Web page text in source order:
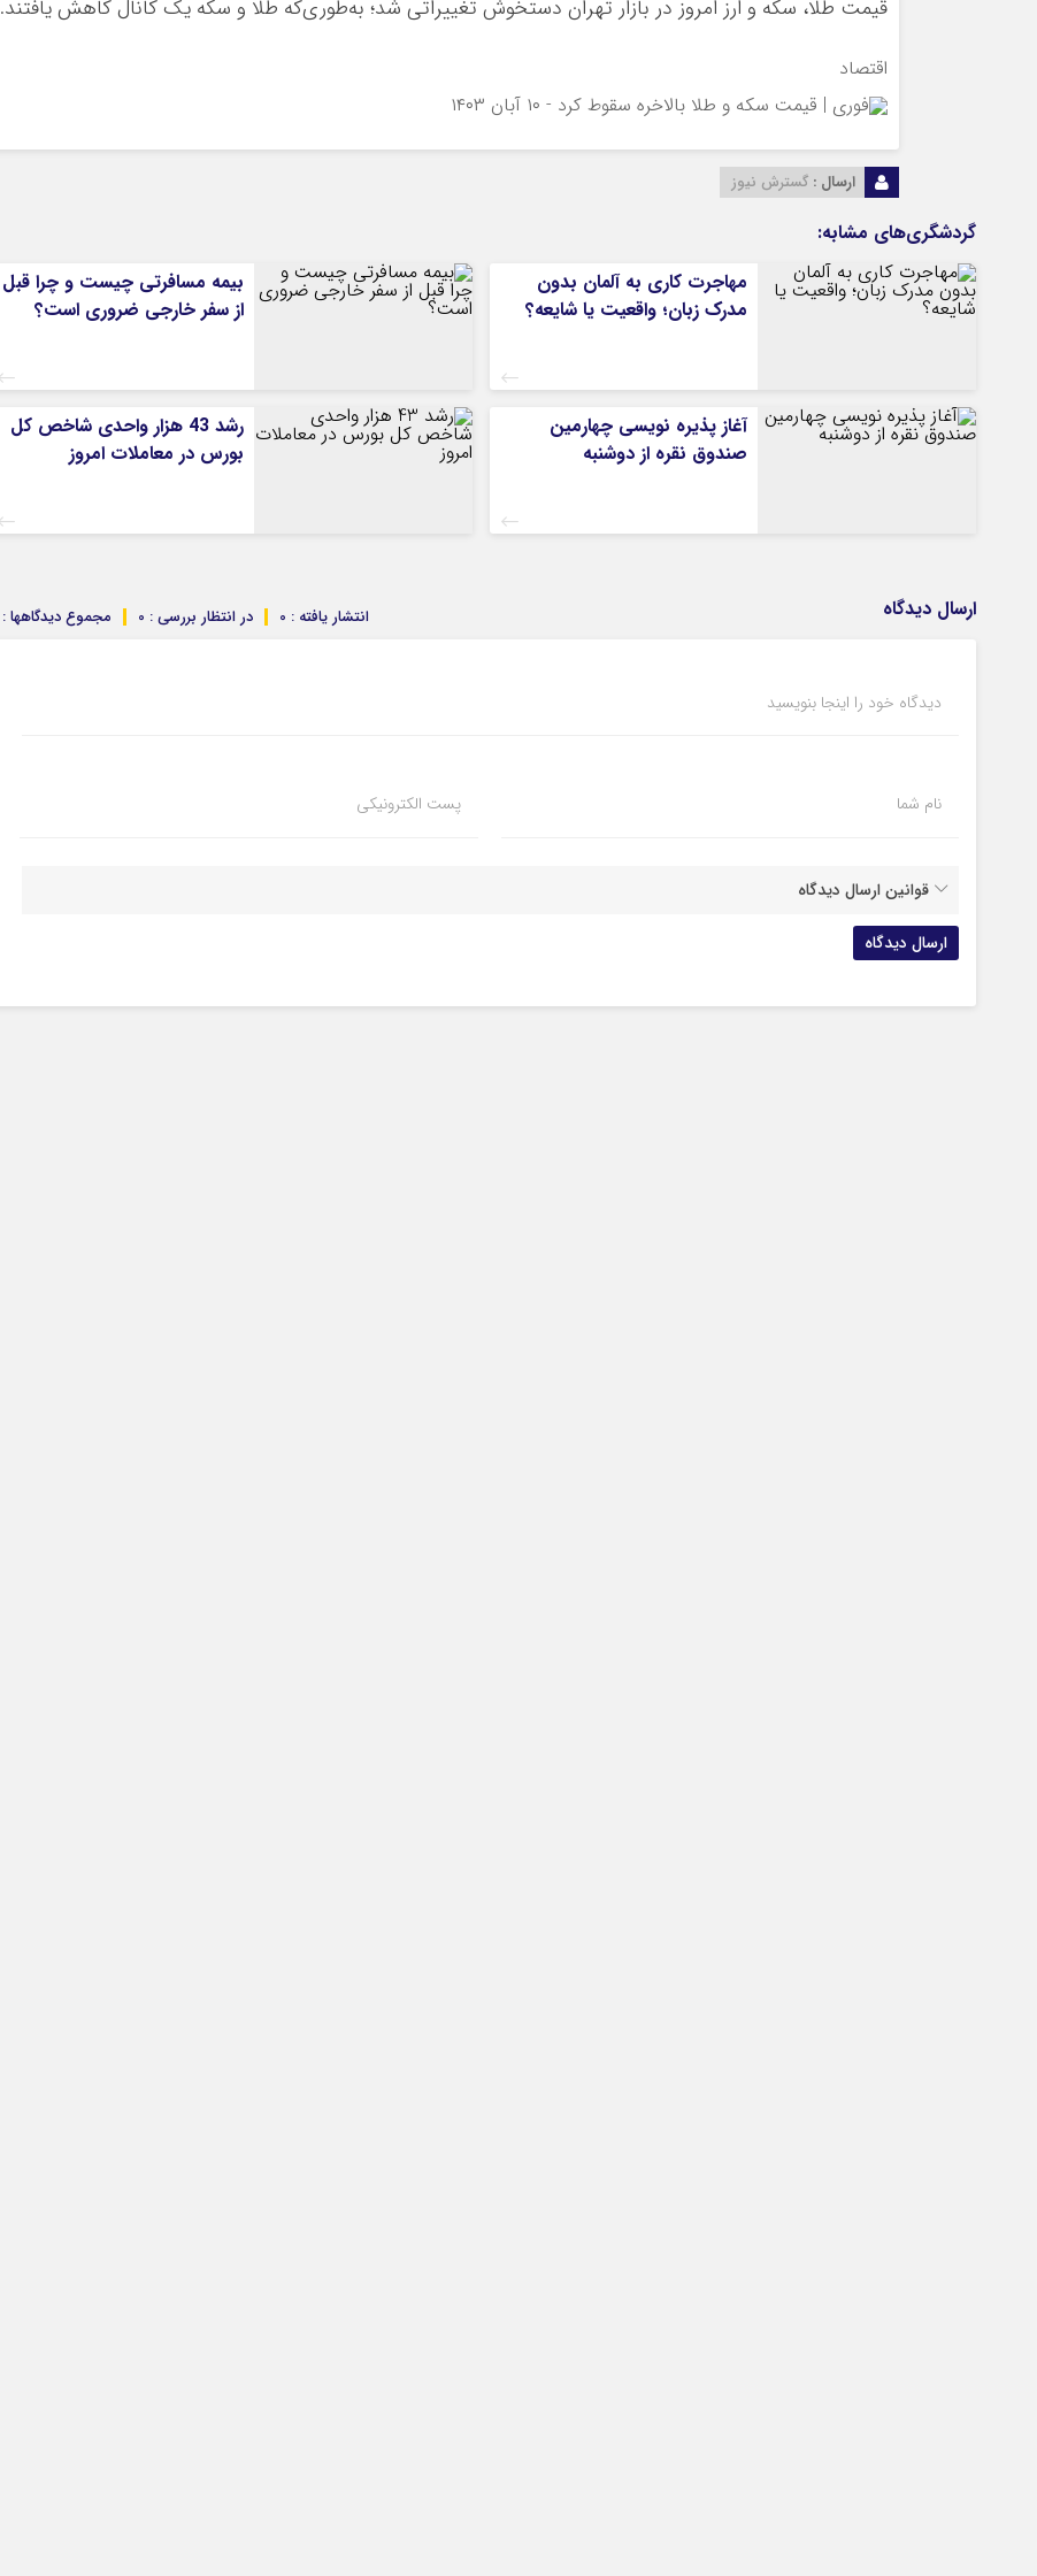
اخبار بانکی و اقتصادی
قیمت طلا، سکه و ارز امروز در بازار تهران دستخوش تغییراتی شد؛ به‌طوری‌که طلا و سکه یک کانال کاهش یافتند.
اقتصاد
ارسال : گسترش نیوز
گردشگری‌های مشابه:
مهاجرت کاری به آلمان بدون
مدرک زبان؛ واقعیت یا شایعه؟
بیمه مسافرتی چیست و چرا قبل
از سفر خارجی ضروری است؟
آغاز پذیره نویسی چهارمین
صندوق نقره از دوشنبه
رشد 43 هزار واحدی شاخص کل
بورس در معاملات امروز
ارسال دیدگاه مجموع دیدگاهها : 0 در انتظار بررسی : 0 انتشار یافته : 0
دیدگاه خود را اینجا بنویسید
نام شما پست الکترونیکی
قوانین ارسال دیدگاه